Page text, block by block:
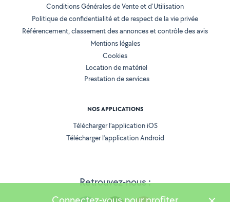
Retrouvez-nous :
Conditions Générales de Vente et d'Utilisation
Politique de confidentialité et de respect de la vie privée
Référencement, classement des annonces et contrôle des avis
Mentions légales
Cookies
Location de matériel
Prestation de services
NOS APPLICATIONS
Télécharger l’application iOS
Télécharger l’application Android